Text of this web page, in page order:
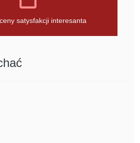
satysfakcji interesanta